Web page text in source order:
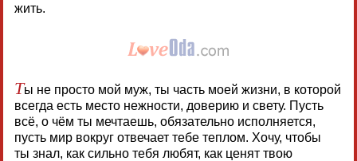
жить.
Ты не просто мой муж, ты часть моей жизни, в которой
всегда есть место нежности, доверию и свету. Пусть
всё, о чём ты мечтаешь, обязательно исполняется,
пусть мир вокруг отвечает тебе теплом. Хочу, чтобы
ты знал, как сильно тебя любят, как ценят твою